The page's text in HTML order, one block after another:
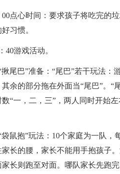
心时间：要求孩子将吃完的垃
习惯。
游戏活动。
巴”准备：“尾巴”若干玩法：
余的部分拖在外面当“尾巴”。“
“一，二，三”，两人同时开始
抱”玩法：10个家庭为一队，
长的腰，家长不能用手抱孩子
长则跑至对面。哪队家长先跑完